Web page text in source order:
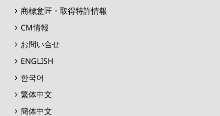
商標意匠・取得特許情報
CM情報
お問い合せ
ENGLISH
한국어
繁体中文
簡体中文